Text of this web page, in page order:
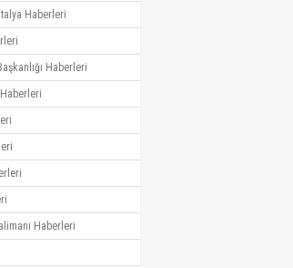
Haberleri
Haberleri
Haberleri